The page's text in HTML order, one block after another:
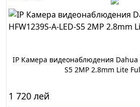
IP Камера видеонаблюдения Dahua
S5 2MP 2.8mm Lite
1 720 лей